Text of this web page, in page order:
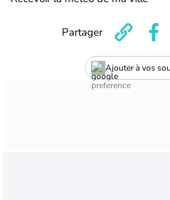
Ajouter à vos
Partager